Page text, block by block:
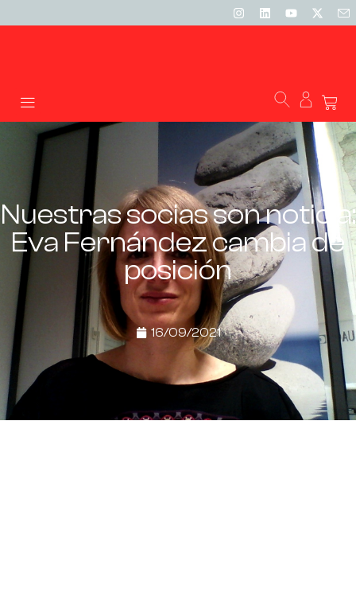
Nuestras socias son noticia:
Eva Fernández cambia de
posición
16/09/2021